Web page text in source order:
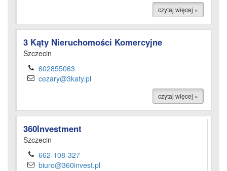
czytaj więcej »
3 Kąty Nieruchomości Komercyjne
Szczecin
602855063
cezary@3katy.pl
czytaj więcej »
360Investment
Szczecin
662-108-327
biuro@360invest.pl